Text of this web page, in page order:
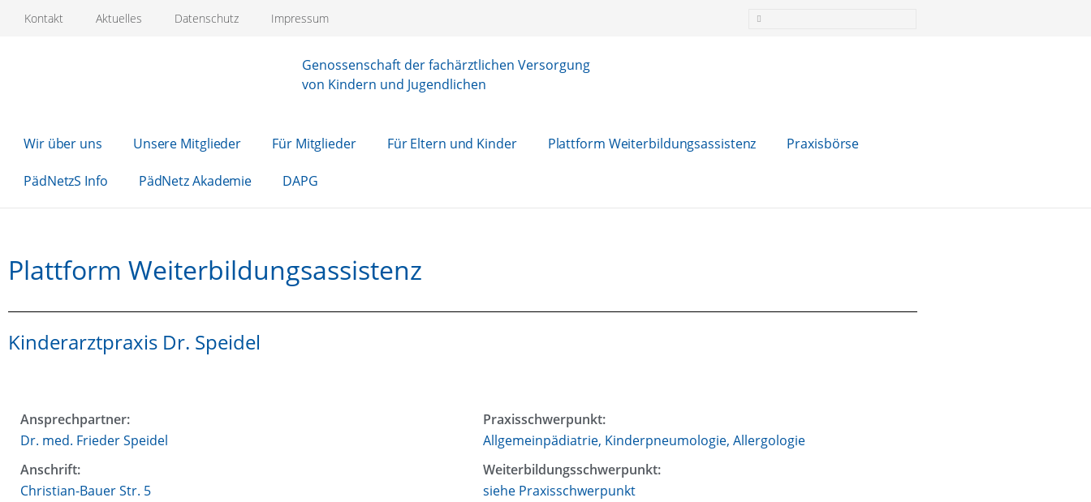
Kontakt Aktuelles Datenschutz Impressum
Genossenschaft der fachärztlichen Versorgung
von Kindern und Jugendlichen
Wir über uns Unsere Mitglieder Für Mitglieder Für Eltern und Kinder Plattform Weiterbildungsassistenz Praxisbörse
PädNetzS Info PädNetz Akademie DAPG
Plattform Weiterbildungsassistenz
Kinderarztpraxis Dr. Speidel
Ansprechpartner:
Dr. med. Frieder Speidel
Anschrift:
Christian-Bauer Str. 5
Praxisschwerpunkt:
Allgemeinpädiatrie, Kinderpneumologie, Allergologie
Weiterbildungsschwerpunkt:
siehe Praxisschwerpunkt